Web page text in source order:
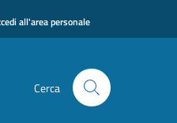
all'area personale
Cerca